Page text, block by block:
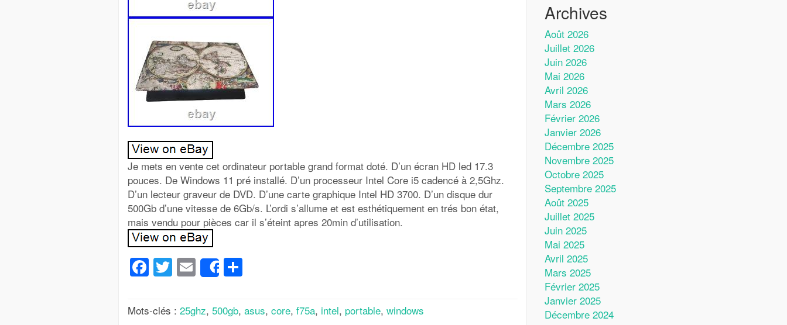
Je mets en vente cet ordinateur portable grand format doté. D’un écran HD led 17.3
pouces. De Windows 11 pré installé. D’un processeur Intel Core i5 cadencé à 2,5Ghz.
D’un lecteur graveur de DVD. D’une carte graphique Intel HD 3700. D’un disque dur
500Gb d’une vitesse de 6Gb/s. L’ordi s’allume et est esthétiquement en trés bon état,
mais vendu pour pièces car il s’éteint apres 20min d’utilisation.
Facebook
Twitter
Email
Share
Mots-clés : 25ghz, 500gb, asus, core, f75a, intel, portable, windows
Archives
Août 2026
Juillet 2026
Juin 2026
Mai 2026
Avril 2026
Mars 2026
Février 2026
Janvier 2026
Décembre 2025
Novembre 2025
Octobre 2025
Septembre 2025
Août 2025
Juillet 2025
Juin 2025
Mai 2025
Avril 2025
Mars 2025
Février 2025
Janvier 2025
Décembre 2024